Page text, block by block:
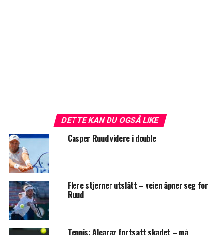
DETTE KAN DU OGSÅ LIKE
Casper Ruud videre i double
Flere stjerner utslått – veien åpner seg for
Ruud
Tennis: Alcaraz fortsatt skadet – må